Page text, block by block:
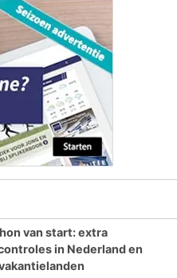
van start: extra
in Nederland en